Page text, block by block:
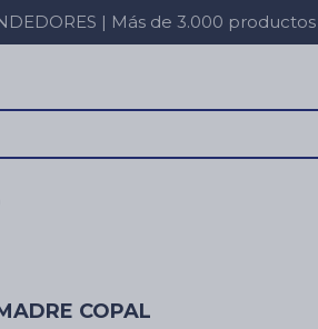
| Más de 3.000
COPAL